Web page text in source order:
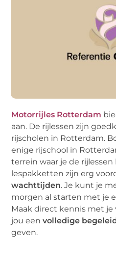
Motorrijles Rotterdam
aan. De rijlessen zijn
rijscholen in Rotterdam.
enige rijschool in
terrein waar je de
lespakketten zijn erg
wachttijden. Je kunt je
morgen al starten met je
Maak direct kennis met
jou eenvolledige
geven.